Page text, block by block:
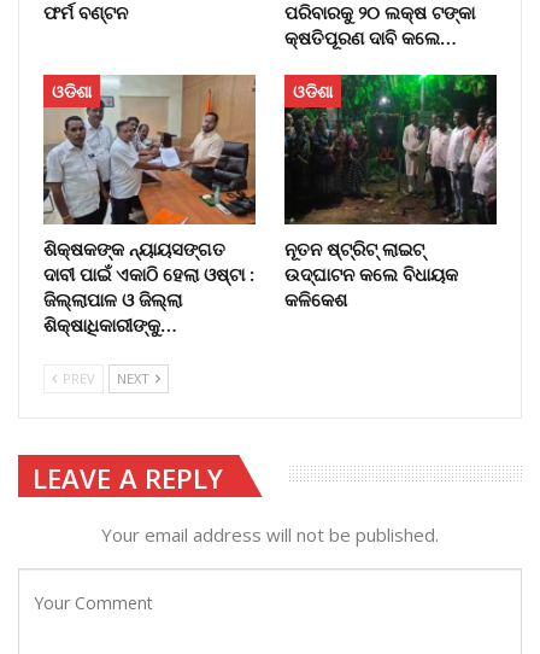
ଫର୍ମ ବଣ୍ଟନ
ପରିବାରକୁ ୨୦ ଲକ୍ଷ ଟଙ୍କା
କ୍ଷତିପୂରଣ ଦାବି କଲେ…
ଓଡିଶା
ଶିକ୍ଷକଙ୍କ ନ୍ୟାୟସଙ୍ଗତ
ଦାବୀ ପାଇଁ ଏକାଠି ହେଲା ଓଷ୍ଟା :
ଜିଲ୍ଲାପାଳ ଓ ଜିଲ୍ଲା
ଶିକ୍ଷାଧିକାରୀଙ୍କୁ…
ଓଡିଶା
ନୂତନ ଷ୍ଟ୍ରିଟ୍ ଲାଇଟ୍‌
ଉଦ୍‌ଘାଟନ କଲେ ବିଧାୟକ
କଳିକେଶ
PREV NEXT
LEAVE A REPLY
Your email address will not be published.